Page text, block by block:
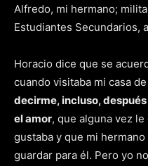
Alfredo, mi hermano;
Estudiantes Secundarios,
Horacio dice que se
cuando visitaba mi casa
decirme, incluso,
el amor, que alguna vez
gustaba y que mi
guardar para él. Pero yo